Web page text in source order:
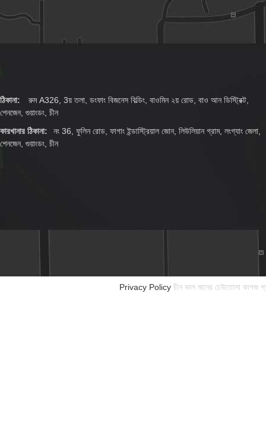
ঠিকানা:
রুম A326, 3য় তলা, ডংফাং বিজনেস বিল্ডিং, বাওমিন ২য় রোড, বাও আন ডিস্ট্রিক্ট,
শেনজেন, গুয়াংডং, চীন
কারখানার ঠিকানা:
নং 36, ফুলিন রোড, ফাগাং ইন্ডাস্ট্রিয়াল জোন, লিউলিয়ান গ্রাম, লংগ্যাং জেলা,
শেনজেন, গুয়াংডং, চীন
Privacy Policy চীন ভাল মানের ঢেউতোলা কাগজ